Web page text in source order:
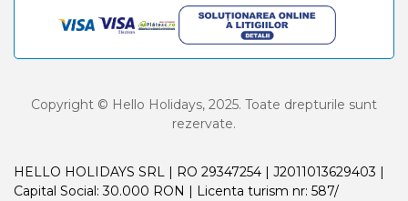
Copyright © Hello Holidays, 2025. Toate drepturile sunt
rezervate.
HELLO HOLIDAYS SRL | RO 29347254 | J2011013629403 |
Capital Social: 30.000 RON | Licenta turism nr: 587/